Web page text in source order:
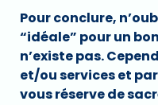
Pour conclure,
“idéale” pour un
n’existe pas.
et/ou services et
vous réserve de